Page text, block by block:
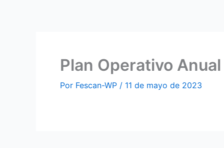
Plan Operativo
Por Fescan-WP / 11 de mayo de 2023